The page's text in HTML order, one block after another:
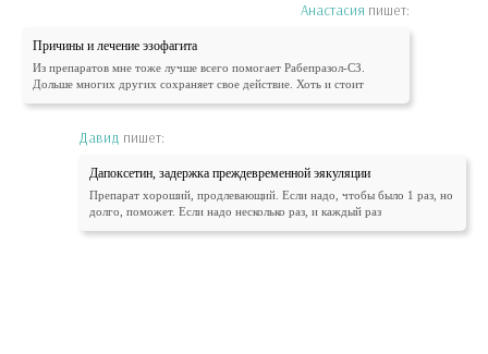
Анастасия пишет:
Причины и лечение эзофагита
Из препаратов мне тоже лучше всего помогает Рабепразол-СЗ.
Дольше многих других сохраняет свое действие. Хоть и стоит
Давид пишет:
Дапоксетин, задержка преждевременной эякуляции
Препарат хороший, продлевающий. Если надо, чтобы было 1 раз, но
долго, поможет. Если надо несколько раз, и каждый раз